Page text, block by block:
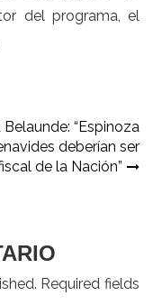
del programa, el
Belaunde: “Espinoza
deberían ser
de la Nación”
Required fields